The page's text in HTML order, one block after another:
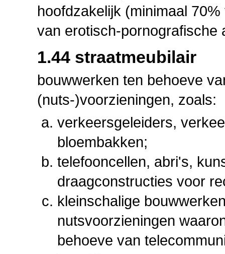
hoofdzakelijk (minimaal
van erotisch-pornografische
1.44 straatmeubilair
bouwwerken ten behoeve
(nuts-)voorzieningen, zoals:
verkeersgeleiders,
bloembakken;
telefooncellen, abri's,
draagconstructies voor
kleinschalige
nutsvoorzieningen
behoeve van